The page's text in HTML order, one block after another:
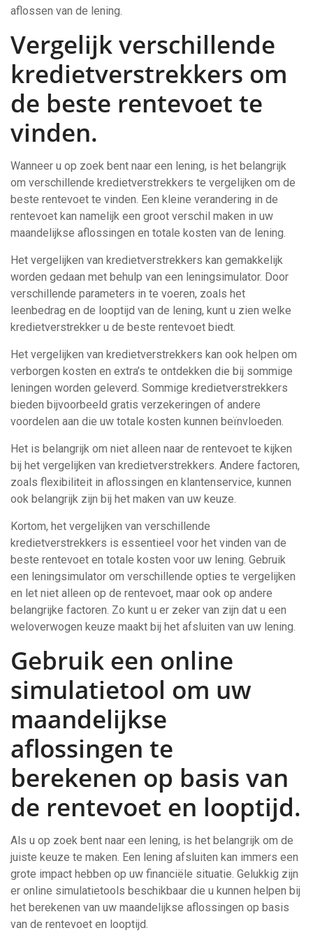
aflossen van de lening.
Vergelijk verschillende
kredietverstrekkers om
de beste rentevoet te
vinden.
Wanneer u op zoek bent naar een lening, is het belangrijk
om verschillende kredietverstrekkers te vergelijken om de
beste rentevoet te vinden. Een kleine verandering in de
rentevoet kan namelijk een groot verschil maken in uw
maandelijkse aflossingen en totale kosten van de lening.
Het vergelijken van kredietverstrekkers kan gemakkelijk
worden gedaan met behulp van een leningsimulator. Door
verschillende parameters in te voeren, zoals het
leenbedrag en de looptijd van de lening, kunt u zien welke
kredietverstrekker u de beste rentevoet biedt.
Het vergelijken van kredietverstrekkers kan ook helpen om
verborgen kosten en extra’s te ontdekken die bij sommige
leningen worden geleverd. Sommige kredietverstrekkers
bieden bijvoorbeeld gratis verzekeringen of andere
voordelen aan die uw totale kosten kunnen beïnvloeden.
Het is belangrijk om niet alleen naar de rentevoet te kijken
bij het vergelijken van kredietverstrekkers. Andere factoren,
zoals flexibiliteit in aflossingen en klantenservice, kunnen
ook belangrijk zijn bij het maken van uw keuze.
Kortom, het vergelijken van verschillende
kredietverstrekkers is essentieel voor het vinden van de
beste rentevoet en totale kosten voor uw lening. Gebruik
een leningsimulator om verschillende opties te vergelijken
en let niet alleen op de rentevoet, maar ook op andere
belangrijke factoren. Zo kunt u er zeker van zijn dat u een
weloverwogen keuze maakt bij het afsluiten van uw lening.
Gebruik een online
simulatietool om uw
maandelijkse
aflossingen te
berekenen op basis van
de rentevoet en looptijd.
Als u op zoek bent naar een lening, is het belangrijk om de
juiste keuze te maken. Een lening afsluiten kan immers een
grote impact hebben op uw financiële situatie. Gelukkig zijn
er online simulatietools beschikbaar die u kunnen helpen bij
het berekenen van uw maandelijkse aflossingen op basis
van de rentevoet en looptijd.